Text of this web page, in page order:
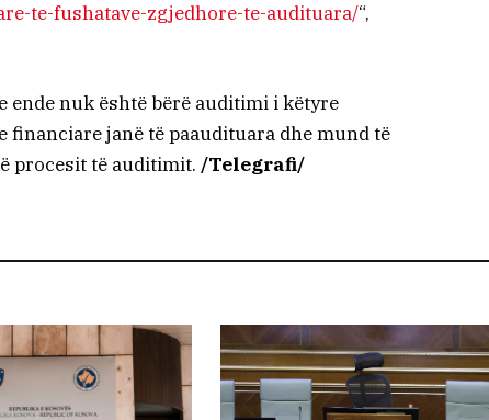
te-fushatave-zgjedhore-te-audituara/“,
ende nuk është bërë auditimi i këtyre
financiare janë të paaudituara dhe mund të
procesit të auditimit. /Telegrafi/